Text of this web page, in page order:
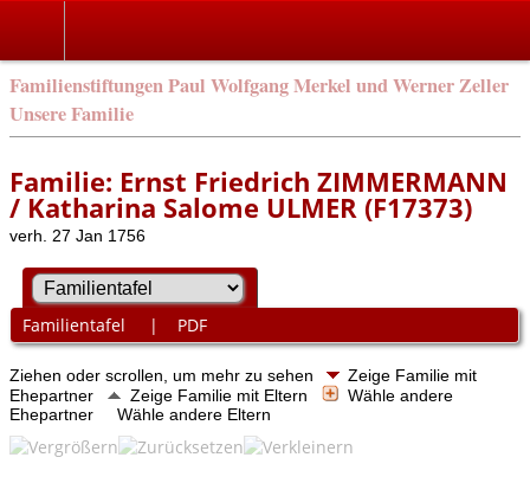
Familienstiftungen Paul Wolfgang Merkel und Werner Zeller
Unsere Familie
Familie: Ernst Friedrich ZIMMERMANN
/ Katharina Salome ULMER (F17373)
verh. 27 Jan 1756
Familientafel | PDF
Ziehen oder scrollen, um mehr zu sehen
Zeige Familie mit
Ehepartner
Zeige Familie mit Eltern
Wähle andere
Ehepartner
Wähle andere Eltern